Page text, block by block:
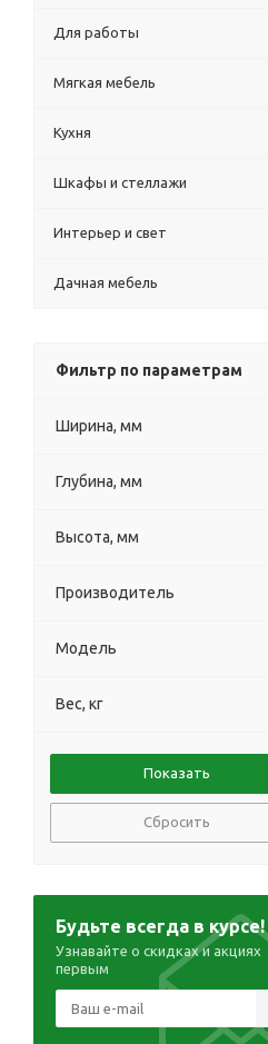
Для работы
Мягкая мебель
Кухня
Шкафы и стеллажи
Интерьер и свет
Дачная мебель
Фильтр по параметрам
Ширина, мм
Глубина, мм
Высота, мм
Производитель
Модель
Вес, кг
Сбросить
Будьте всегда в курсе!
Узнавайте о скидках и акциях
первым